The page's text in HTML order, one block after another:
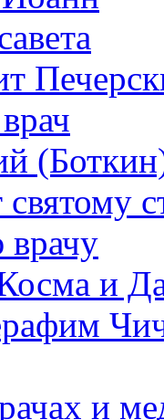
и
и